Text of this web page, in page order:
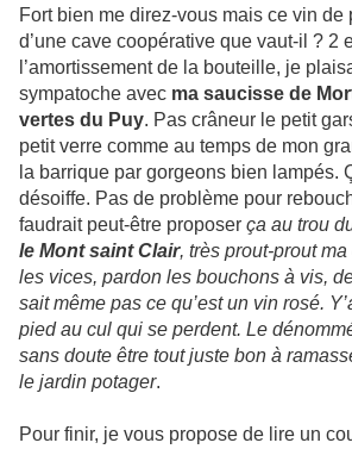
Fort bien me direz-vous mais ce vin de
d’une cave coopérative que vaut-il ? 2
l’amortissement de la bouteille, je
sympatoche avec ma saucisse de
vertes du Puy. Pas crâneur le petit
petit verre comme au temps de mon
la barrique par gorgeons bien lampés.
désoiffe. Pas de problème pour
faudrait peut-être proposer ça au trou
le Mont saint Clair, très prout-prout
les vices, pardon les bouchons à vis,
sait même pas ce qu’est un vin rosé.
pied au cul qui se perdent. Le
sans doute être tout juste bon à
le jardin potager.
Pour finir, je vous propose de lire un